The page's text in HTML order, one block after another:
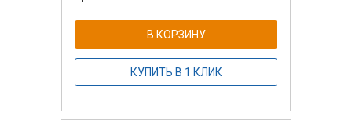
В КОРЗИНУ
КУПИТЬ В 1 КЛИК